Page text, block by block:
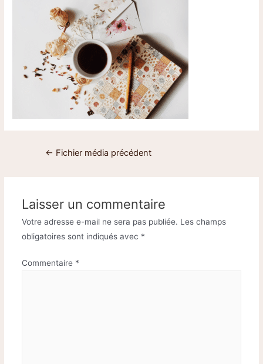
← Fichier média précédent
Laisser un commentaire
Votre adresse e-mail ne sera pas publiée. Les champs
obligatoires sont indiqués avec *
Commentaire *